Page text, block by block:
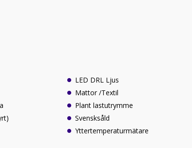
LED DRL Ljus
Mattor /Textil
Plant lastutrymme
Svensksåld
Yttertemperaturmätare